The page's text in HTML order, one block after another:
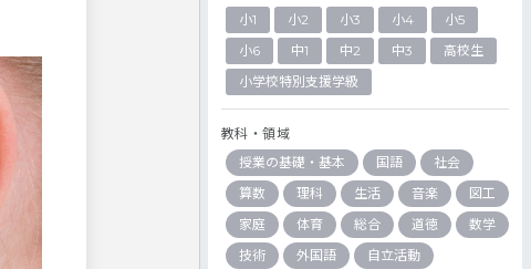
小1
小2 小3 小4
小5
小6
中1 中2 中3
高校生
小学校特別支援学級
教科・領域
授業の基礎・基本
国語
社会
算数
理科 生活 音楽
図工
家庭
体育 総合 道徳
数学
技術
外国語 自立活動